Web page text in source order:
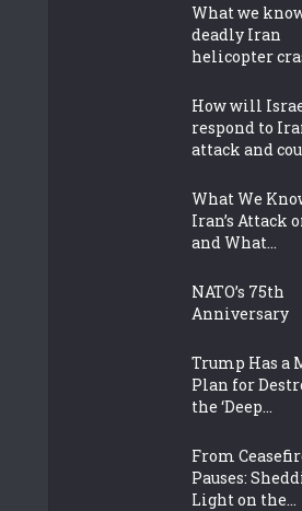
What we
deadly Iran
helicopter
How will
respond to
attack and
What We
Iran’s Attack
and What...
NATO’s 75th
Anniversary
Trump Has a
Plan for
the ‘Deep...
From
Pauses:
Light on the...